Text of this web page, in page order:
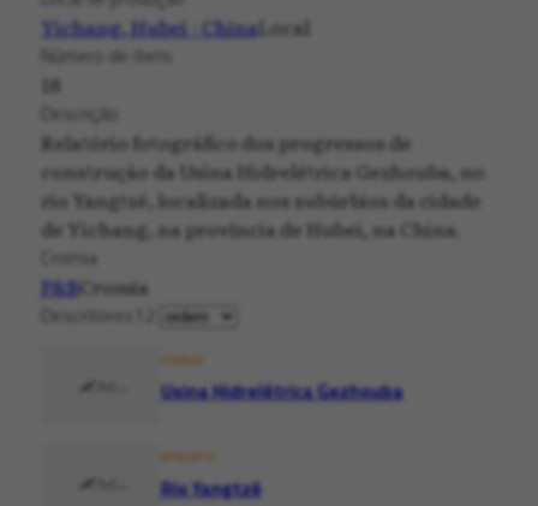
Yichang, Hubei - ChinaLocal
Número de itens
18
Descrição
Relatório fotográfico dos progressos de
construção da Usina Hidrelétrica Gezhouba, no
rio Yangtzé, localizada nos subúrbios da cidade
de Yichang, na província de Hubei, na China.
Cromia
P&BCromia
Descritores
USINAS
Usina Hidrelétrica Gezhouba
ASSUNTO
Rio Yangtzé